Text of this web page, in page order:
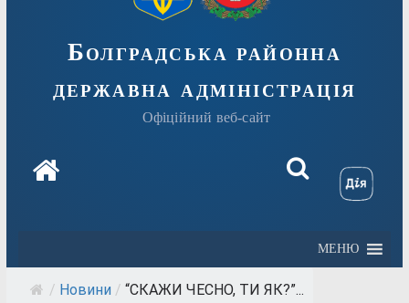
Болградська районна
державна адміністрація
Офіційний веб-сайт
МЕНЮ
/ Новини / “СКАЖИ ЧЕСНО, ТИ ЯК?”...